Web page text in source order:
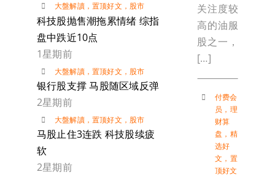
大盤解讀， 置顶好文 ， 股市
科技股抛售潮拖累情绪 综指
盘中跌近10点
1星期前
大盤解讀， 置顶好文 ， 股市
银行股支撑 马股随区域反弹
2星期前
大盤解讀， 置顶好文 ， 股市
马股止住3连跌 科技股续疲
软
2星期前
关注度较
高的油服
股之一，
[…]
付费会
员 ， 理
财算
盘 ， 精
选好
文 ， 置
顶好文